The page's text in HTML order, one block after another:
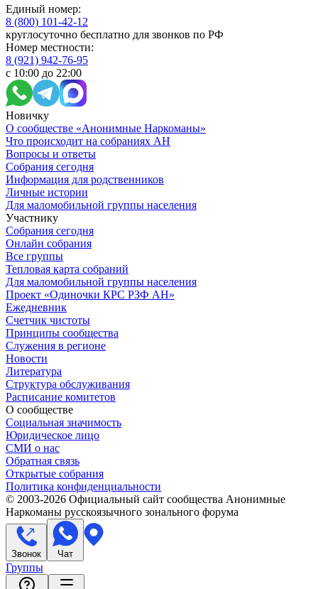
Единый номер:
8 (800) 101-42-12
круглосуточно бесплатно для звонков по РФ
Номер местности:
8 (921) 942-76-95
с 10:00 до 22:00
Новичку
О сообществе «Анонимные Наркоманы»
Что происходит на собраниях АН
Вопросы и ответы
Собрания сегодня
Информация для родственников
Личные истории
Для маломобильной группы населения
Участнику
Собрания сегодня
Онлайн собрания
Все группы
Тепловая карта собраний
Для маломобильной группы населения
Проект «Одиночки КРС РЗФ АН»
Ежедневник
Счетчик чистоты
Принципы сообщества
Служения в регионе
Новости
Литература
Структура обслуживания
Расписание комитетов
О сообществе
Социальная значимость
Юридическое лицо
СМИ о нас
Обратная связь
Открытые собрания
Политика конфиденциальности
© 2003-2026 Официальный сайт сообщества Анонимные
Наркоманы русскоязычного зонального форума
Звонок Чат
Группы